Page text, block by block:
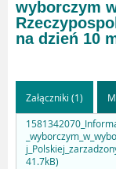
wyborczym
na dzień 10
Załączniki (1)
41.7kB)